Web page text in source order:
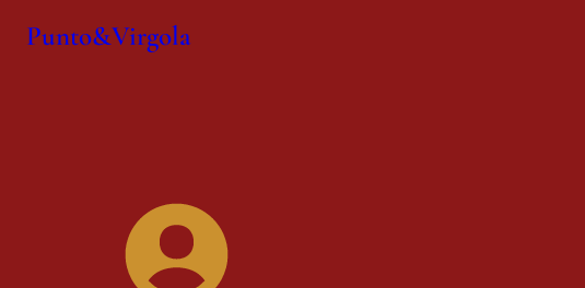
Punto&Virgola